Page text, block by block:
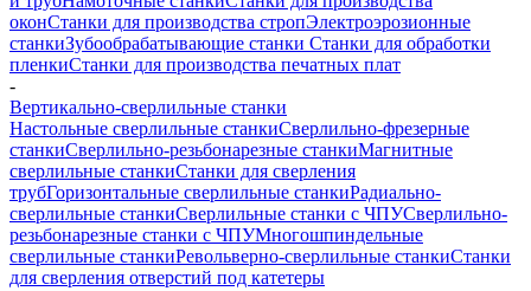
оконСтанки для производства стропЭлектроэрозионные
станкиЗубообрабатывающие станки Станки для обработки
пленкиСтанки для производства печатных плат
-
Вертикально-сверлильные станки
Настольные сверлильные станкиСверлильно-фрезерные
станкиСверлильно-резьбонарезные станкиМагнитные
сверлильные станкиСтанки для сверления
трубГоризонтальные сверлильные станкиРадиально-
сверлильные станкиСверлильные станки с ЧПУСверлильно-
резьбонарезные станки с ЧПУМногошпиндельные
сверлильные станкиРевольверно-сверлильные станкиСтанки
для сверления отверстий под катетеры